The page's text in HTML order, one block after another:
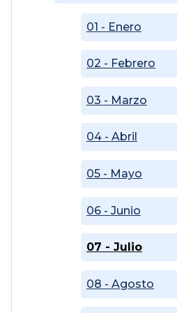
01 - Enero
02 - Febrero
03 - Marzo
04 - Abril
05 - Mayo
06 - Junio
07 - Julio
08 - Agosto